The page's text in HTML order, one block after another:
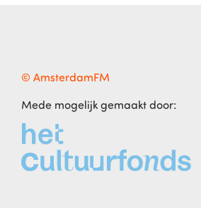
© AmsterdamFM
Mede mogelijk gemaakt door: